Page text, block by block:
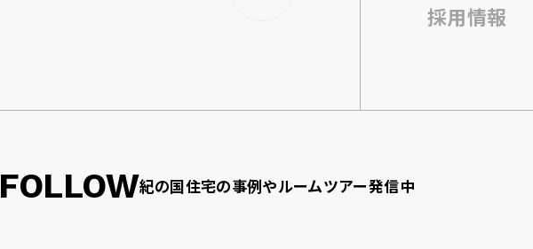
採用情報
FOLLOW紀の国住宅の事例やルームツアー発信中